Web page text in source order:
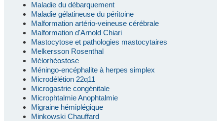
Maladie du débarquement
Maladie gélatineuse du péritoine
Malformation artério-veineuse cérébrale
Malformation d'Arnold Chiari
Mastocytose et pathologies mastocytaires
Melkersson Rosenthal
Mélorhéostose
Méningo-encéphalite à herpes simplex
Microdélétion 22q11
Microgastrie congénitale
Microphtalmie Anophtalmie
Migraine hémiplégique
Minkowski Chauffard